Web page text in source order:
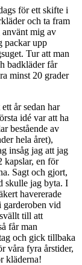
för ett skifte i
och ta fram
mig av
packar upp
Tur att man
badkläder får
minst 20 grader
år sedan har
idé var att ha
bestående av
hela året),
insåg jag att jag
kapslar, en för
Sagt och gjort,
skulle jag byta. I
havererade
garderoben vid
till att
får man
och gick tillbaka
våra fyra årstider,
kläderna!